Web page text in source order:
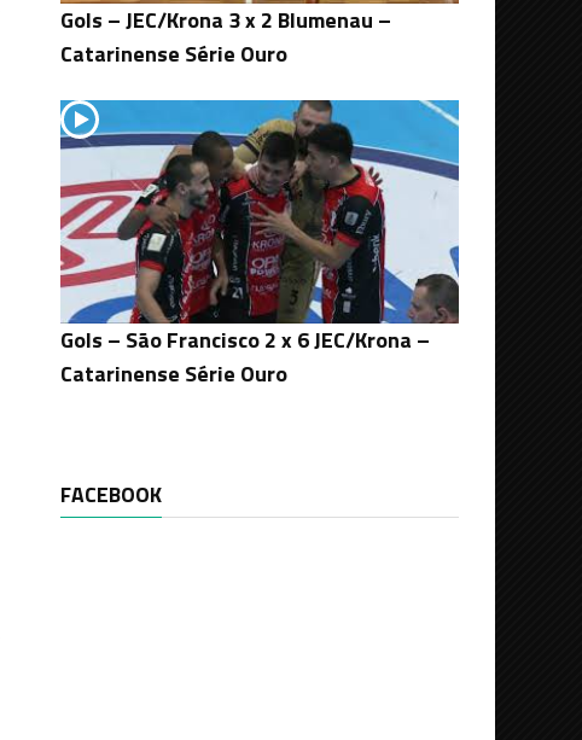
Gols – JEC/Krona 3 x 2 Blumenau –
Catarinense Série Ouro
Gols – São Francisco 2 x 6 JEC/Krona –
Catarinense Série Ouro
FACEBOOK